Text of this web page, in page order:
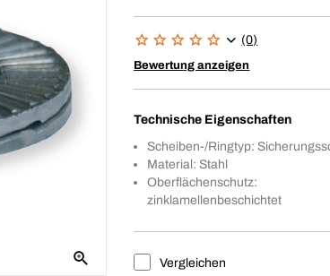
(0)
Bewertung anzeigen
Technische Eigenschaften
Scheiben-/Ringtyp:
Material: Stahl
Oberflächenschutz:
zinklamellenbeschichtet
Vergleichen